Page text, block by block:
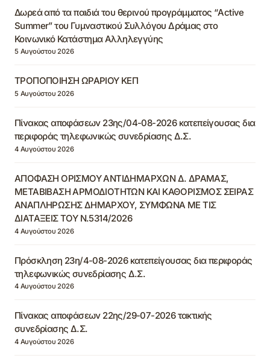
Δωρεά από τα παιδιά του θερινού προγράμματος “Active
Summer” του Γυμναστικού Συλλόγου Δράμας στο
Κοινωνικό Κατάστημα Αλληλεγγύης
5 Αυγούστου 2026
ΤΡΟΠΟΠΟΙΗΣΗ ΩΡΑΡΙΟΥ ΚΕΠ
5 Αυγούστου 2026
Πίνακας αποφάσεων 23ης/04-08-2026 κατεπείγουσας δια
περιφοράς τηλεφωνικώς συνεδρίασης Δ.Σ.
4 Αυγούστου 2026
ΑΠΟΦΑΣΗ ΟΡΙΣΜΟΥ ΑΝΤΙΔΗΜΑΡΧΩΝ Δ. ΔΡΑΜΑΣ,
ΜΕΤΑΒΙΒΑΣΗ ΑΡΜΟΔΙΟΤΗΤΩΝ ΚΑΙ ΚΑΘΟΡΙΣΜΟΣ ΣΕΙΡΑΣ
ΑΝΑΠΛΗΡΩΣΗΣ ΔΗΜΑΡΧΟΥ, ΣΥΜΦΩΝΑ ΜΕ ΤΙΣ
ΔΙΑΤΑΞΕΙΣ ΤΟΥ Ν.5314/2026
4 Αυγούστου 2026
Πρόσκληση 23η/4-08-2026 κατεπείγουσας δια περιφοράς
τηλεφωνικώς συνεδρίασης Δ.Σ.
4 Αυγούστου 2026
Πίνακας αποφάσεων 22ης/29-07-2026 τακτικής
συνεδρίασης Δ.Σ.
4 Αυγούστου 2026